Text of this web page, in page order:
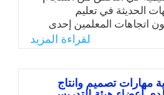
الحديثة في تعليم
اتجاهات المعلمين إحدى
الإلكتروني، والتي تنعكس
التدريسية. ومن مراجعة
التعليم الإلكتروني
في تحسين المستوى
علاقة بين الاتجاهات
لقراءة المزيد
مهارات تصميم وانتاج